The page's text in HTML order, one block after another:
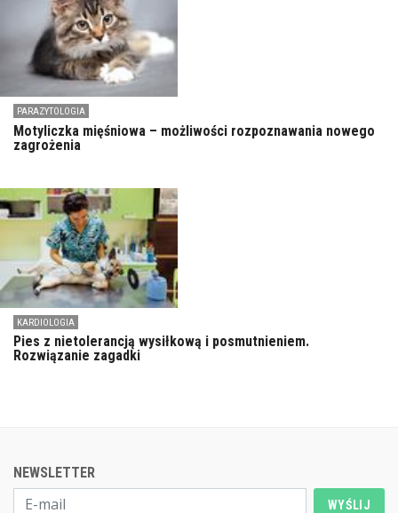
PARAZYTOLOGIA
Motyliczka mięśniowa – możliwości rozpoznawania nowego
zagrożenia
KARDIOLOGIA
Pies z nietolerancją wysiłkową i posmutnieniem.
Rozwiązanie zagadki
NEWSLETTER
WYŚLIJ